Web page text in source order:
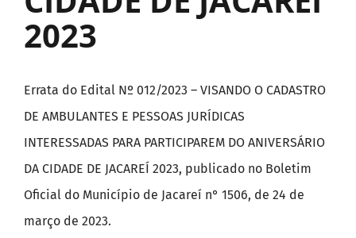
2023
Errata do Edital Nº 012/2023 – VISANDO O CADASTRO
DE AMBULANTES E PESSOAS JURÍDICAS
INTERESSADAS PARA PARTICIPAREM DO ANIVERSÁRIO
DA CIDADE DE JACAREÍ 2023, publicado no Boletim
Oficial do Município de Jacareí n° 1506, de 24 de
março de 2023.